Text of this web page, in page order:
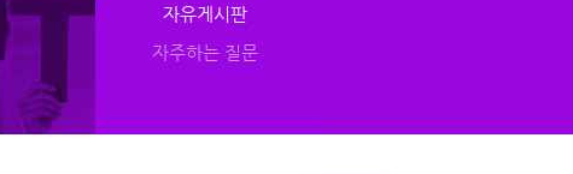
자유게시판
자주하는 질문